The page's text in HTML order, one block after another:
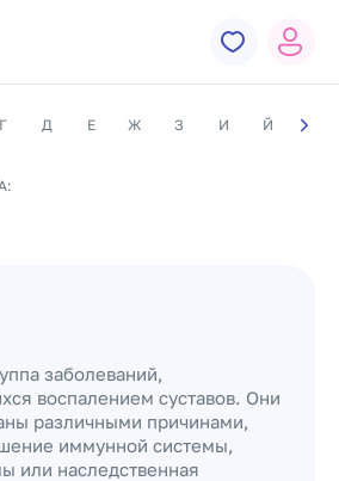
Г Д Е Ж З И Й К
заболеваний,
воспалением суставов. Они
различными причинами,
иммунной системы,
или наследственная